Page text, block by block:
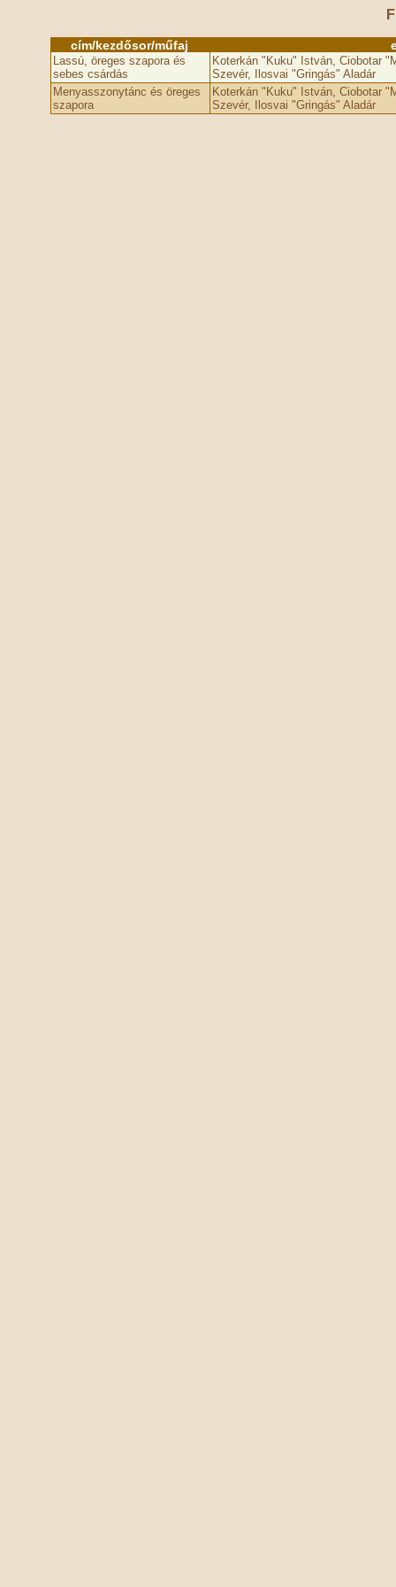
cím/kezdősor/műfaj
Lassú, öreges szapora és
sebes csárdás
Koterkán "Kuku" István, Ciobotar
Szevér, Ilosvai "Gringás" Aladár
Menyasszonytánc és öreges
szapora
Koterkán "Kuku" István, Ciobotar
Szevér, Ilosvai "Gringás" Aladár